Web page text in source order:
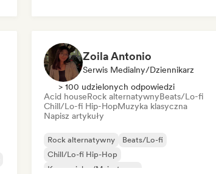
Zoila Antonio
Serwis Medialny/Dziennikarz
> 100 udzielonych odpowiedzi
Acid houseRock alternatywnyBeats/Lo-fi
Chill/Lo-fi Hip-HopMuzyka klasyczna
Napisz artykuły
Rock alternatywny
Beats/Lo-fi
Chill/Lo-fi Hip-Hop
Komercjalny/Mainstream